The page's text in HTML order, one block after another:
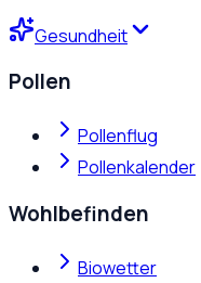
Gesundheit
Pollen
Pollenflug
Pollenkalender
Wohlbefinden
Biowetter